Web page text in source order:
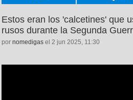
Estos eran los 'calcetines' que
rusos durante la Segunda
por nomedigas el 2 jun 2025, 11:30